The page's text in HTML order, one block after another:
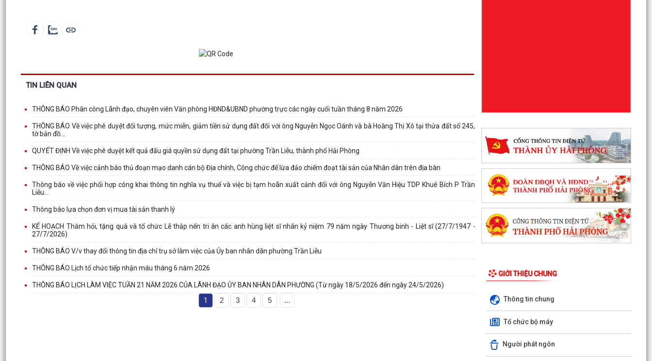
TIN LIÊN QUAN
THÔNG BÁO Phân công Lãnh đạo, chuyên viên Văn phòng HĐND&UBND phường trực các ngày cuối tuần tháng 8 năm 2026
THÔNG BÁO Về việc phê duyệt đối tượng, mức miễn, giảm tiền sử dụng đất đối với ông Nguyễn Ngọc Oánh và bà Hoàng Thị Xô tại thửa đất số 245,
tờ bản đồ...
QUYẾT ĐỊNH Về việc phê duyệt kết quả đấu giá quyền sử dụng đất tại phường Trần Liễu, thành phố Hải Phòng
THÔNG BÁO Về việc cảnh báo thủ đoạn mạo danh cán bộ Địa chính, Công chức để lừa đảo chiếm đoạt tài sản của Nhân dân trên địa bàn
Thông báo về việc phối hợp công khai thông tin nghĩa vụ thuế và việc bị tạm hoãn xuất cảnh đối với ông Nguyễn Văn Hiệu TDP Khuê Bích P Trần
Liễu...
Thông báo lựa chọn đơn vị mua tài sản thanh lý
KẾ HOẠCH Thăm hỏi, tặng quà và tổ chức Lễ thắp nến tri ân các anh hùng liệt sĩ nhân kỷ niệm 79 năm ngày Thương binh - Liệt sĩ (27/7/1947 -
27/7/2026)
THÔNG BÁO V/v thay đổi thông tin địa chỉ trụ sở làm việc của Ủy ban nhân dân phường Trần Liễu
THÔNG BÁO Lịch tổ chức tiếp nhận máu tháng 6 năm 2026
THÔNG BÁO LỊCH LÀM VIỆC TUẦN 21 NĂM 2026 CỦA LÃNH ĐẠO ỦY BAN NHÂN DÂN PHƯỜNG (Từ ngày 18/5/2026 đến ngày 24/5/2026)
1 2 3 4 5 ...
GIỚI THIỆU CHUNG
Thông tin chung
Tổ chức bộ máy
Người phát ngôn